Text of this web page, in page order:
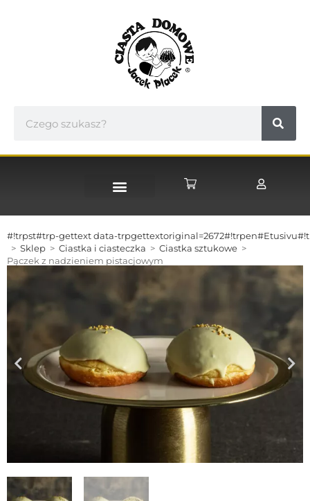
#!trpst#trp-gettext data-
> Sklep > Ciastka i ciasteczka > Ciastka sztukowe >
Pączek z nadzieniem pistacjowym